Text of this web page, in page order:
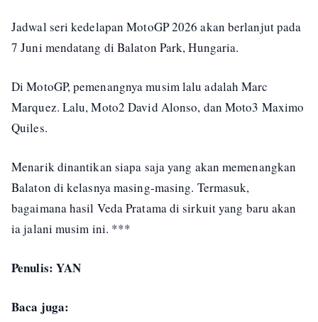
Jadwal seri kedelapan MotoGP 2026 akan berlanjut pada
7 Juni mendatang di Balaton Park, Hungaria.
Di MotoGP, pemenangnya musim lalu adalah Marc
Marquez. Lalu, Moto2 David Alonso, dan Moto3 Maximo
Quiles.
Menarik dinantikan siapa saja yang akan memenangkan
Balaton di kelasnya masing-masing. Termasuk,
bagaimana hasil Veda Pratama di sirkuit yang baru akan
ia jalani musim ini. ***
Penulis: YAN
Baca juga: